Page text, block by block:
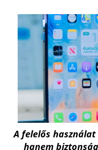
A felelős
hanem